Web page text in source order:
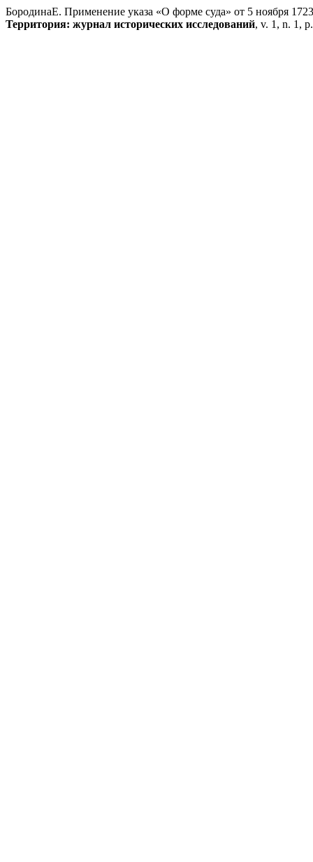
БородинаЕ. Применение указа «О форме суда» от 5 ноября
Территория: журнал исторических исследований, v. 1, n. 1,